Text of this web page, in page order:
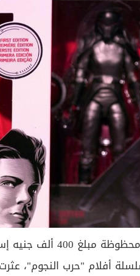
أفلام "حرب النجوم"،